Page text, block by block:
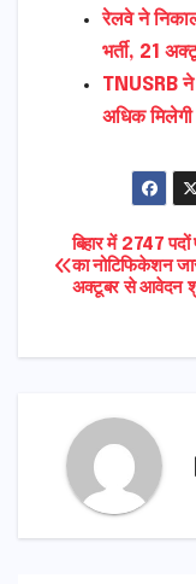
रेलवे ने
भर्ती, 21
TNUSRB ने
अधिक
Post
बिहार में 2747 पदों
का नोटिफिकेशन
अक्टूबर से आवेदन